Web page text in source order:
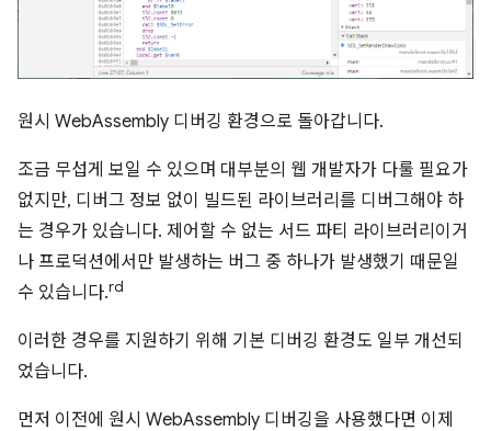
원시 WebAssembly 디버깅 환경으로 돌아갑니다.
조금 무섭게 보일 수 있으며 대부분의 웹 개발자가 다룰 필요가
없지만, 디버그 정보 없이 빌드된 라이브러리를 디버그해야 하
는 경우가 있습니다. 제어할 수 없는 서드 파티 라이브러리이거
나 프로덕션에서만 발생하는 버그 중 하나가 발생했기 때문일
수 있습니다.rd
이러한 경우를 지원하기 위해 기본 디버깅 환경도 일부 개선되
었습니다.
먼저 이전에 원시 WebAssembly 디버깅을 사용했다면 이제